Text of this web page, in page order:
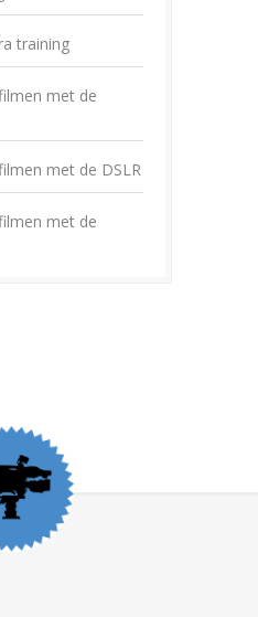
training
met de
met de DSLR
met de